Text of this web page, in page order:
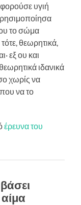
υγιή
το σώμα
θεωρητικά,
εξ ου και
ιδανικά
χωρίς να
να το
έρευνα του